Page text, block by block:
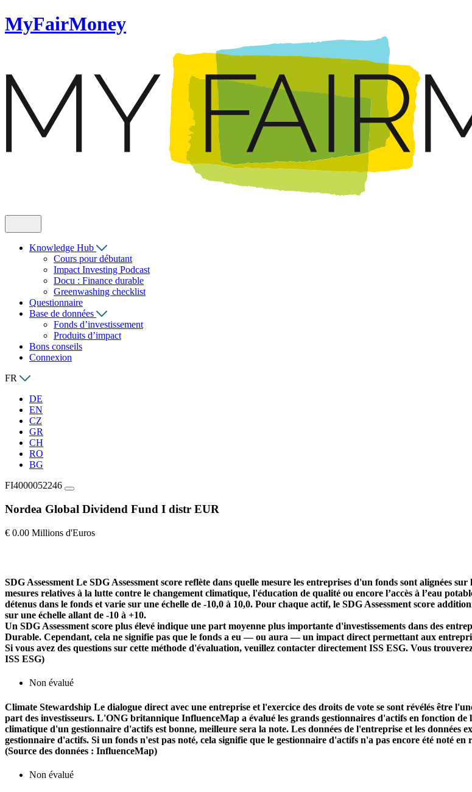
MyFairMoney
Knowledge Hub
Cours pour débutant
Impact Investing Podcast
Docu : Finance durable
Greenwashing checklist
Questionnaire
Base de données
Fonds d’investissement
Produits d’impact
Bons conseils
Connexion
FR
DE
EN
CZ
GR
CH
RO
BG
FI4000052246
Nordea Global Dividend Fund I distr EUR
€ 0.00 Millions d'Euros
SDG Assessment Le SDG Assessment score reflète dans quelle mesure les entreprises d'un fonds sont alignées
mesures relatives à la lutte contre le changement climatique, l'éducation de qualité ou encore l’accès à l’eau
détenus dans le fonds et varie sur une échelle de -10,0 à 10,0. Pour chaque actif, le SDG Assessment score
sur une échelle allant de -10 à +10.
Un SDG Assessment score plus élevé indique une part moyenne plus importante d'investissements dans des
Durable. Cependant, cela ne signifie pas que le fonds a eu — ou aura — un impact direct permettant aux
Si vous avez des questions sur cette méthode d'évaluation, veuillez contacter directement ISS ESG. Vous
ISS ESG)
Non évalué
Climate Stewardship Le dialogue direct avec une entreprise et l'exercice des droits de vote se sont révélés être
part des investisseurs. L'ONG britannique InfluenceMap a évalué les grands gestionnaires d'actifs en fonction
climatique d'un gestionnaire d'actifs est bonne, meilleure sera la note. Les données de l'entreprise et les données
gestionnaire d'actifs. Si un fonds n'est pas noté, cela signifie que le gestionnaire d'actifs n'a pas encore été noté
(Source des données : InfluenceMap)
Non évalué